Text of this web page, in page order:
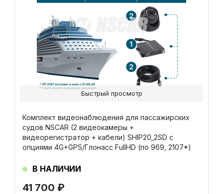
41 700 ₽
Комплект видеонаблюдения для пассажирских
судов NSCAR (2 видеокамеры +
видеорегистратор + кабели) SHIP20_2SD с
опциями 4G+GPS/Глонасс FullHD (по 969, 2107*)
В НАЛИЧИИ
Быстрый просмотр